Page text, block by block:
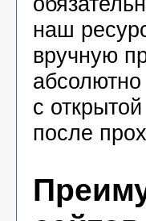
наш
вручную
с
после